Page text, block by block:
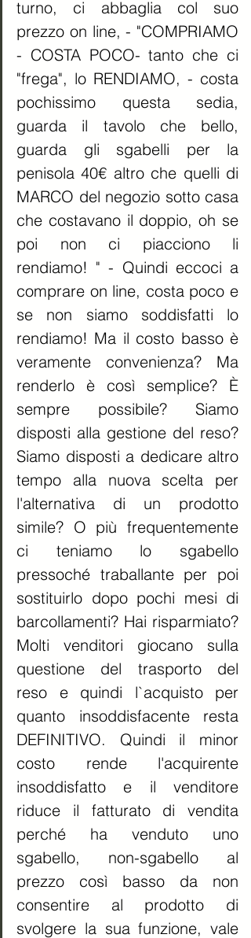
turno, ci abbaglia col suo
prezzo on line, - "COMPRIAMO
- COSTA POCO- tanto che ci
"frega", lo RENDIAMO, - costa
pochissimo questa sedia,
guarda il tavolo che bello,
guarda gli sgabelli per la
penisola 40€ altro che quelli di
MARCO del negozio sotto casa
che costavano il doppio, oh se
poi non ci piacciono li
rendiamo! " - Quindi eccoci a
comprare on line, costa poco e
se non siamo soddisfatti lo
rendiamo! Ma il costo basso è
veramente convenienza? Ma
renderlo è così semplice? È
sempre possibile? Siamo
disposti alla gestione del reso?
Siamo disposti a dedicare altro
tempo alla nuova scelta per
l'alternativa di un prodotto
simile? O più frequentemente
ci teniamo lo sgabello
pressoché traballante per poi
sostituirlo dopo pochi mesi di
barcollamenti? Hai risparmiato?
Molti venditori giocano sulla
questione del trasporto del
reso e quindi l`acquisto per
quanto insoddisfacente resta
DEFINITIVO. Quindi il minor
costo rende l'acquirente
insoddisfatto e il venditore
riduce il fatturato di vendita
perché ha venduto uno
sgabello, non-sgabello al
prezzo così basso da non
consentire al prodotto di
svolgere la sua funzione, vale